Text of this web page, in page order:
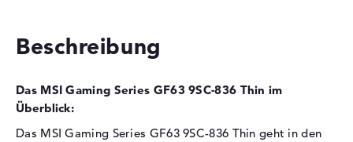
Festplatte
Optische Speicher
Laufwerks-Typ
ohne Laufwerk
Beschreibung
Das MSI Gaming Series GF63 9SC-836 Thin im
Überblick:
Das MSI Gaming Series GF63 9SC-836 Thin geht in den